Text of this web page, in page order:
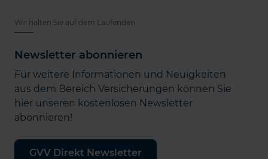
Wir halten Sie auf dem Laufenden
Newsletter abonnieren
Für weitere Informationen und Neuigkeiten
aus dem Bereich Versicherungen können Sie
hier unseren kostenlosen Newsletter
abonnieren!
GVV Direkt Newsletter